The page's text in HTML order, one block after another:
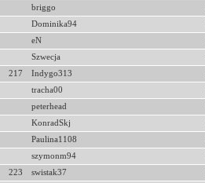
briggo
Dominika94
eN
Szwecja
217
Indygo313
tracha00
peterhead
KonradSkj
Paulina1108
szymonm94
223
swistak37